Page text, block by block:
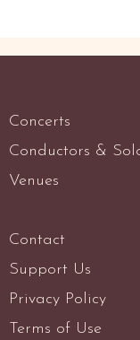
Concerts
Conductors &
Venues
Contact
Support Us
Privacy Policy
Terms of Use